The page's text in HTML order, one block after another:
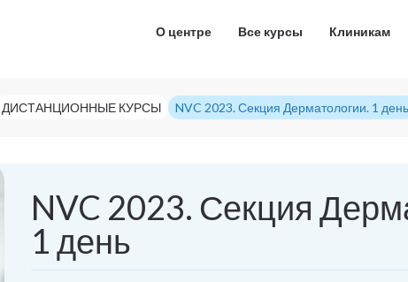
О центре Все курсы Клиникам
ДИСТАНЦИОННЫЕ КУРСЫ NVC 2023. Секция Дерматологии. 1 день
NVC 2023. Секция
1 день